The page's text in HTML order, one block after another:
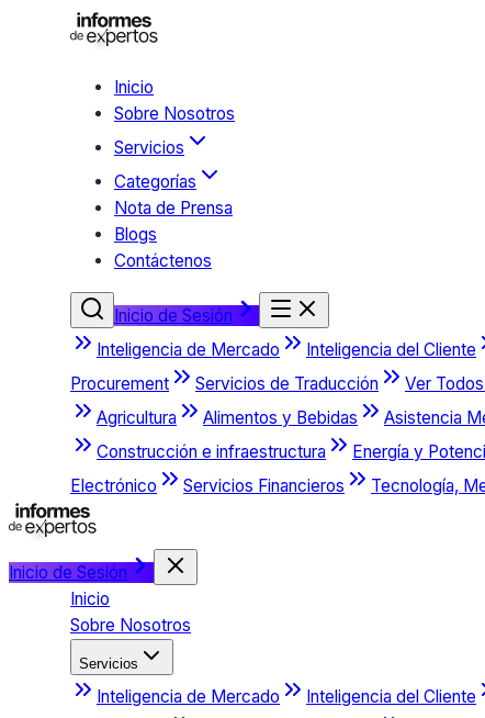
Inicio
Sobre Nosotros
Servicios
Categorías
Nota de Prensa
Blogs
Contáctenos
Inicio de Sesión
Inteligencia de Mercado
Inteligencia del Cliente
Procurement
Servicios de Traducción
Ver
Agricultura
Alimentos y Bebidas Asistencia
Construcción e infraestructura
Energía y
Electrónico
Servicios Financieros Tecnología,
Inicio de Sesión
Inicio
Sobre Nosotros
Servicios
Inteligencia de Mercado Inteligencia del Cliente